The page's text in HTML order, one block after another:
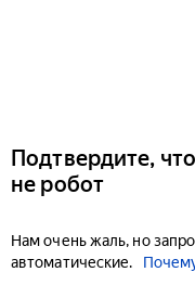
Подтвердите,
не робот
Нам очень жаль, но
автоматические.